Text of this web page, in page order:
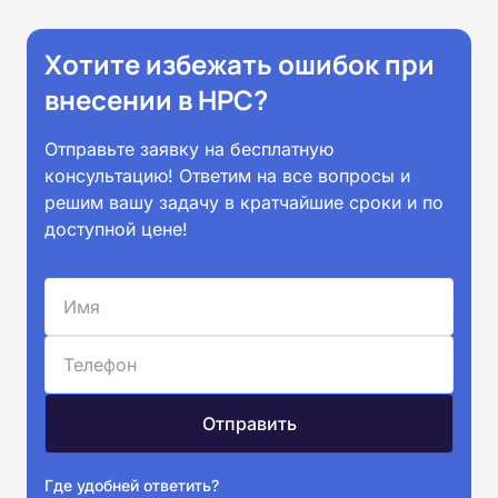
Хотите избежать ошибок при
внесении в НРС?
Отправьте заявку на бесплатную
консультацию! Ответим на все вопросы и
решим вашу задачу в кратчайшие сроки и по
доступной цене!
Где удобней ответить?